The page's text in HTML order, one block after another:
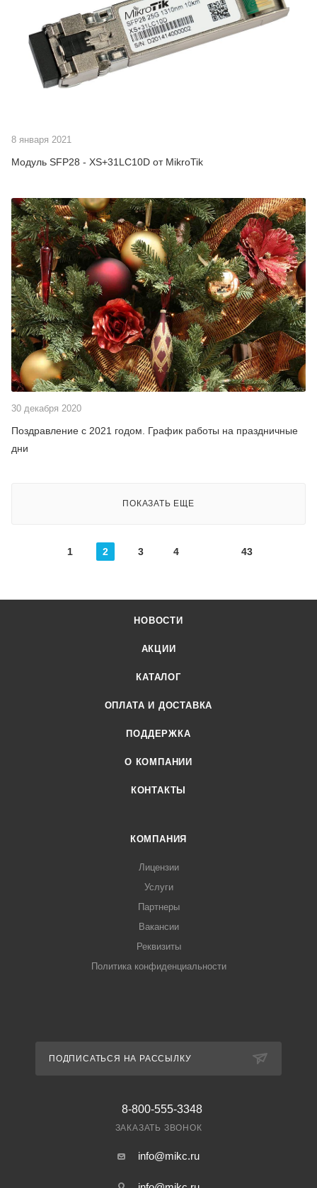
8 января 2021
Модуль SFP28 - XS+31LC10D от MikroTik
30 декабря 2020
Поздравление с 2021 годом. График работы на праздничные
дни
ПОКАЗАТЬ ЕЩЕ
1 2 3 4 43
НОВОСТИ
АКЦИИ
КАТАЛОГ
ОПЛАТА И ДОСТАВКА
ПОДДЕРЖКА
О КОМПАНИИ
КОНТАКТЫ
КОМПАНИЯ
Лицензии
Услуги
Партнеры
Вакансии
Реквизиты
Политика конфиденциальности
ПОДПИСАТЬСЯ НА РАССЫЛКУ
8-800-555-3348
ЗАКАЗАТЬ ЗВОНОК
info@mikc.ru